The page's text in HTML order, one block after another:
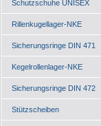
Schutzschuhe UNISEX
Rillenkugellager-NKE
Sicherungsringe DIN 471
Kegelrollenlager-NKE
Sicherungsringe DIN 472
Stützscheiben